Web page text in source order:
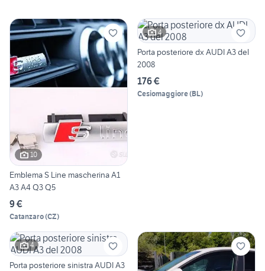
10
Emblema S Line mascherina A1
A3 A4 Q3 Q5
9 €
Catanzaro(CZ)
4
Porta posteriore dx AUDI A3 del
2008
176 €
Cesiomaggiore(BL)
4
Porta posteriore sinistra AUDI A3